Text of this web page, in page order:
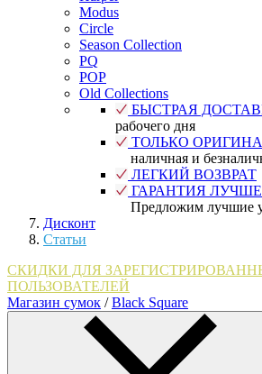
Modus
Circle
Season Collection
PQ
POP
Old Collections
БЫСТРАЯ
рабочего дня
ТОЛЬКО
наличная и
ЛЕГКИЙ ВОЗВРАТ
ГАРАНТИЯ
Предложим лучшие
Дисконт
Статьи
СКИДКИ ДЛЯ
ПОЛЬЗОВАТЕЛЕЙ
Магазин сумок /Black Square